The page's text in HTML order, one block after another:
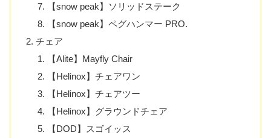
【snow peak】ソリッドステーク
【snow peak】ペグハンマー PRO.
チェア
【Alite】Mayfly Chair
【Helinox】チェアワン
【Helinox】チェアツー
【Helinox】グラウンドチェア
【DOD】スゴイッス